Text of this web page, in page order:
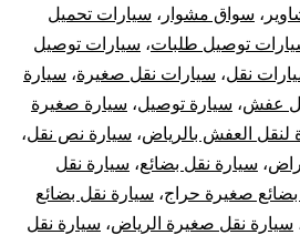
، سواق مشوار ، سيارات تحميل
توصيل طلبات، سيارات توصيل
نقل، سيارات نقل صغيرة، سيارة
عفش، سيارة توصيل، سيارة صغيرة
لنقل العفش بالرياض، سيارة نص نقل،
، سيارة نقل بضائع، سيارة نقل
صغيرة حراج، سيارة نقل بضائع
سيارة نقل صغيرة الرياض، سيارة نقل